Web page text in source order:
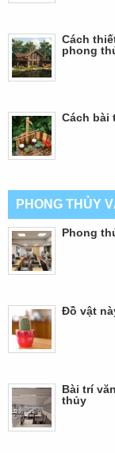
Cách
phong
Cách bài
PHONG THỦY
Phong
Đồ vật
Bài trí
thủy